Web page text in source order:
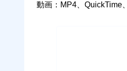
動画：MP4、QuickTime